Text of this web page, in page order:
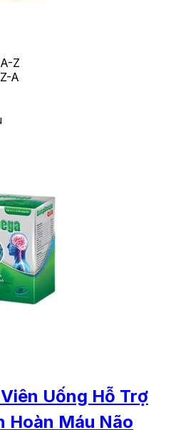
Z
A
Uống Hỗ Trợ
Hoàn Máu Não